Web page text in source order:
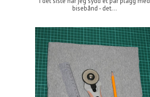
bisebånd - det...